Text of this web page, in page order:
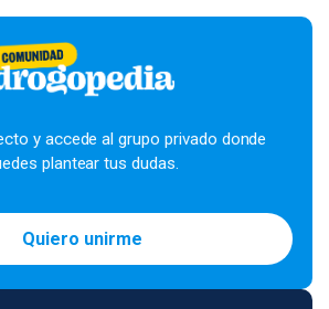
y accede al grupo privado donde
plantear tus dudas.
Quiero unirme